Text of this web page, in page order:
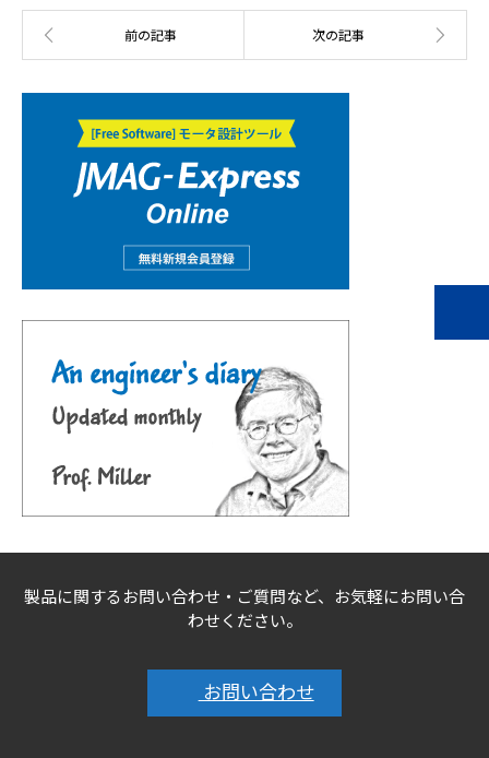
製品に関するお問い合わせ・ご質問など、お気軽にお問い合
わせください。
お問い合わせ